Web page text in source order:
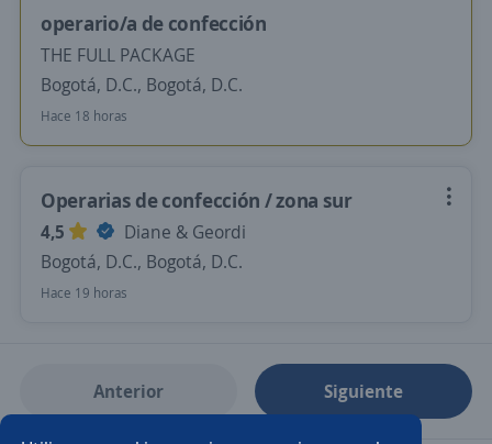
operario/a de confección
THE FULL PACKAGE
Bogotá, D.C., Bogotá, D.C.
Hace 18 horas
Operarias de confección / zona sur
4,5
Diane & Geordi
Bogotá, D.C., Bogotá, D.C.
Hace 19 horas
Anterior Siguiente